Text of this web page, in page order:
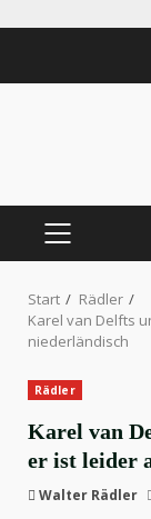
PRIMÄRES
Start
Rädler
Karel van Delfts
niederländisch
Rädler
Karel van
er ist leider
Walter Rädler